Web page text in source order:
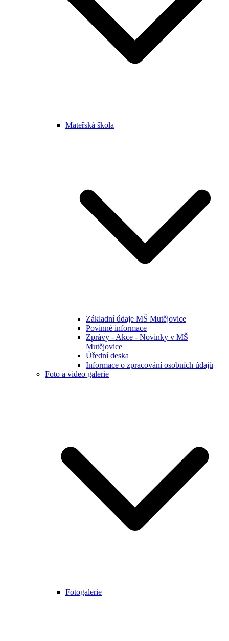
Mateřská škola
Základní údaje MŠ Mutějovice
Povinné informace
Zprávy - Akce - Novinky v MŠ
Mutějovice
Úřední deska
Informace o zpracování osobních údajů
Foto a video galerie
Fotogalerie